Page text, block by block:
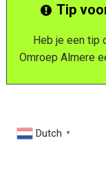
Tip
Heb je een tip
Omroep Almere
Dutch ▼